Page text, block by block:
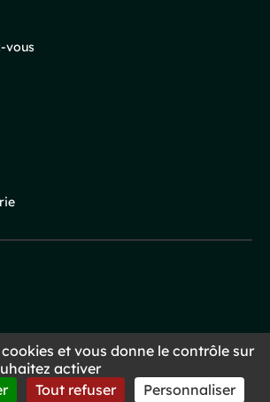
vous
et vous donne le contrôle sur
activer
Tout refuser Personnaliser